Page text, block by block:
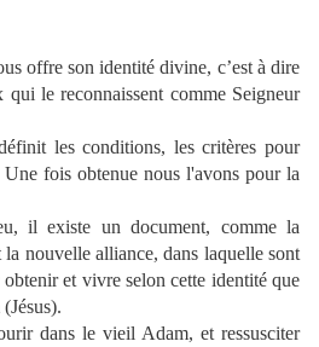
offre son identité divine, c’est à dire
le reconnaissent comme Seigneur
les conditions, les critères pour
fois obtenue nous l'avons pour la
il existe un document, comme la
nouvelle alliance, dans laquelle sont
et vivre selon cette identité que
dans le vieil Adam, et ressusciter